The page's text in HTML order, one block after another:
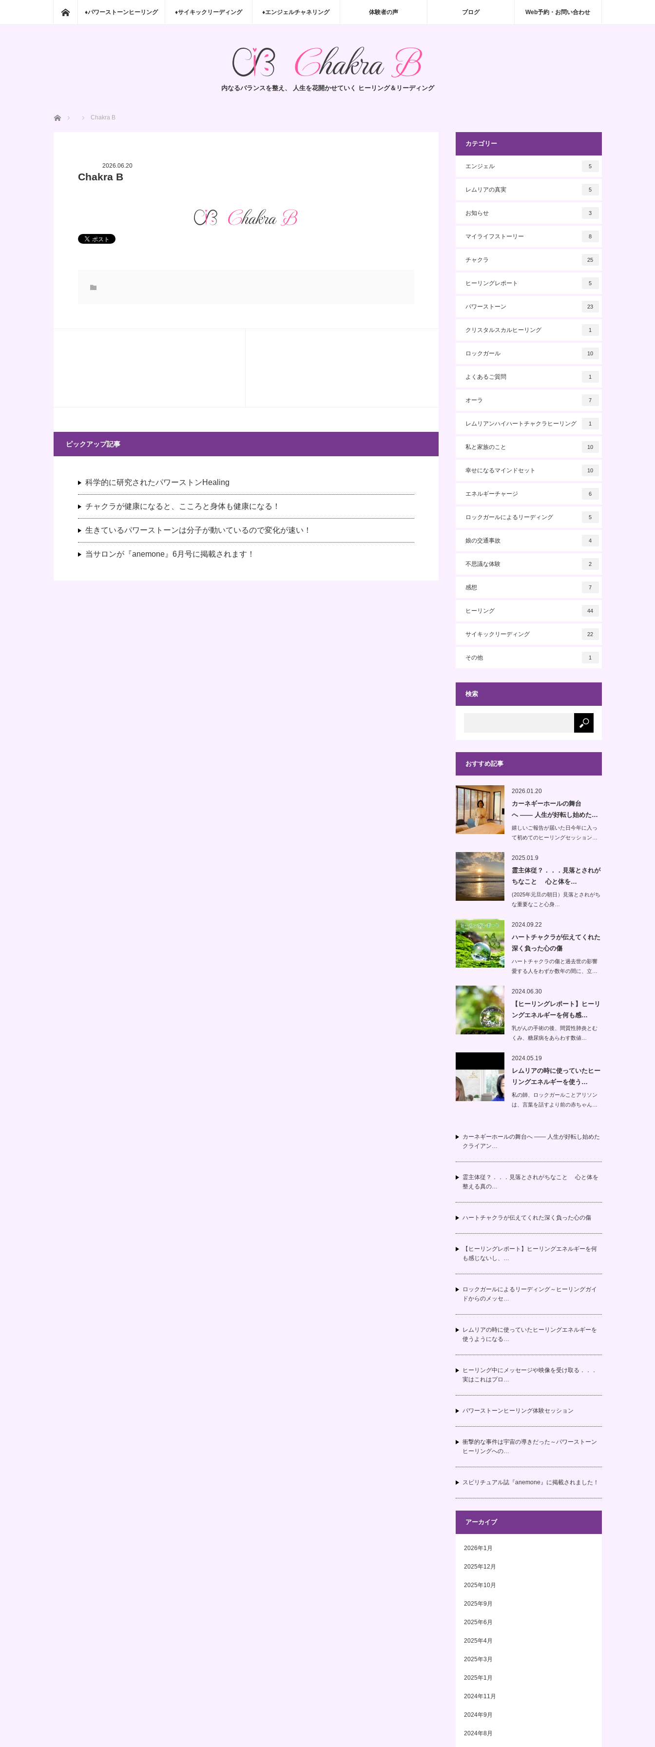
ホーム
♦パワーストーンヒーリング ♦サイキックリーディング ♦エンジェルチャネリング 体験者の声 ブログ Web予約・お問い合わせ
内なるバランスを整え、 人生を花開かせていく ヒーリング＆リーディング
ホーム Chakra B
2026.06.20
Chakra B
ピックアップ記事
科学的に研究されたパワーストンHealing
チャクラが健康になると、こころと身体も健康になる！
生きているパワーストーンは分子が動いているので変化が速い！
当サロンが『anemone』6月号に掲載されます！
カテゴリー
エンジェル 5
レムリアの真実 5
お知らせ 3
マイライフストーリー 8
チャクラ 25
ヒーリングレポート 5
パワーストーン 23
クリスタルスカルヒーリング 1
ロックガール 10
よくあるご質問 1
オーラ 7
レムリアンハイハートチャクラヒーリング 1
私と家族のこと 10
幸せになるマインドセット 10
エネルギーチャージ 6
ロックガールによるリーディング 5
娘の交通事故 4
不思議な体験 2
感想 7
ヒーリング 44
サイキックリーディング 22
その他 1
検索
おすすめ記事
2026.01.20
カーネギーホールの舞台
へ —— 人生が好転し始めた…
嬉しいご報告が届いた日今年に入っ
て初めてのヒーリングセッション…
2025.01.9
霊主体従？．．．見落とされが
ちなこと 心と体を…
(2025年元旦の朝日）見落とされがち
な重要なこと心身…
2024.09.22
ハートチャクラが伝えてくれた
深く負った心の傷
ハートチャクラの傷と過去世の影響
愛する人をわずか数年の間に、立…
2024.06.30
【ヒーリングレポート】ヒーリ
ングエネルギーを何も感…
乳がんの手術の後、間質性肺炎とむ
くみ、糖尿病をあらわす数値…
2024.05.19
レムリアの時に使っていたヒー
リングエネルギーを使う…
私の師、ロックガールことアリソン
は、言葉を話すより前の赤ちゃん…
カーネギーホールの舞台へ —— 人生が好転し始めた
クライアン…
霊主体従？．．．見落とされがちなこと 心と体を
整える真の…
ハートチャクラが伝えてくれた深く負った心の傷
【ヒーリングレポート】ヒーリングエネルギーを何
も感じないし、…
ロックガールによるリーディング～ヒーリングガイ
ドからのメッセ…
レムリアの時に使っていたヒーリングエネルギーを
使うようになる…
ヒーリング中にメッセージや映像を受け取る．．．
実はこれはプロ…
パワーストーンヒーリング体験セッション
衝撃的な事件は宇宙の導きだった～パワーストーン
ヒーリングへの…
スピリチュアル誌『anemone』に掲載されました！
アーカイブ
2026年1月
2025年12月
2025年10月
2025年9月
2025年6月
2025年4月
2025年3月
2025年1月
2024年11月
2024年9月
2024年8月